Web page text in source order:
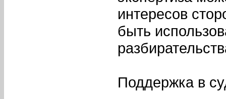
интересов
быть
Поддержка в